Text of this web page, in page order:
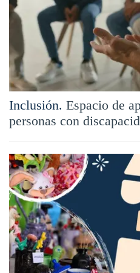
Inclusión. Espacio de
personas con